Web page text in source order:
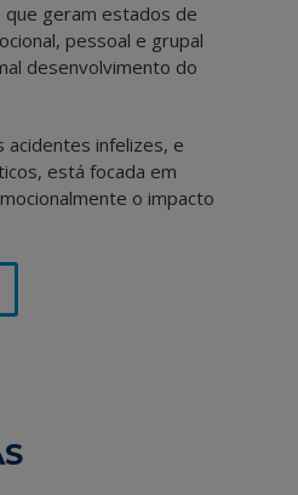
geram estados de
pessoal e grupal
desenvolvimento do
acidentes infelizes, e
está focada em
o impacto